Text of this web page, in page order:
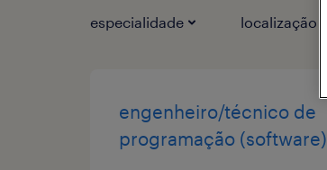
especialidade localização
engenheiro/técnico de
programação (software)